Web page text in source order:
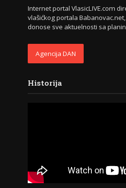
Internet portal VlasicLIVE.com
vlašićkog portala
donose sve aktuelnosti sa
Agencija DAN
Historija